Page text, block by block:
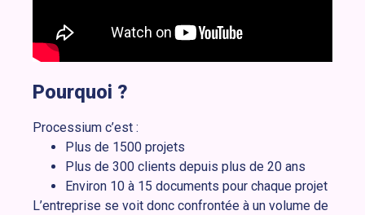
Pourquoi ?
Processium c’est :
Plus de 1500 projets
Plus de 300 clients depuis plus de 20 ans
Environ 10 à 15 documents pour chaque projet
L’entreprise se voit donc confrontée à un volume de